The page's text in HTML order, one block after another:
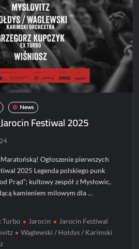
News
Festiwal 2025
Ogłoszenie pierwszych
2025 Legenda polskiego punk
Prąd”; kultowy zespół z Mysłowic,
kamieniem milowym dla …
Turbo Jarocin
Jarocin Festiwal
Waglewski / Hołdys / Karimski